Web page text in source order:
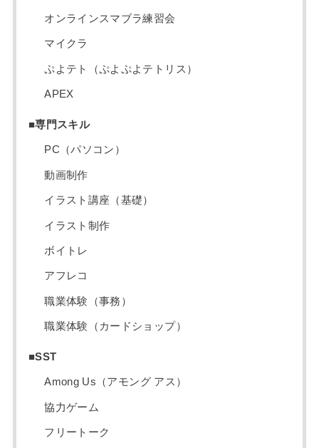
オンラインスマブラ練習会
マイクラ
ぷよテト（ぷよぷよテトリス）
APEX
■専門スキル
PC（パソコン）
動画制作
イラスト講座（基礎）
イラスト制作
ボイトレ
アフレコ
職業体験（事務）
職業体験（カードショップ）
■SST
Among Us（アモング アス）
協力ゲーム
フリートーク